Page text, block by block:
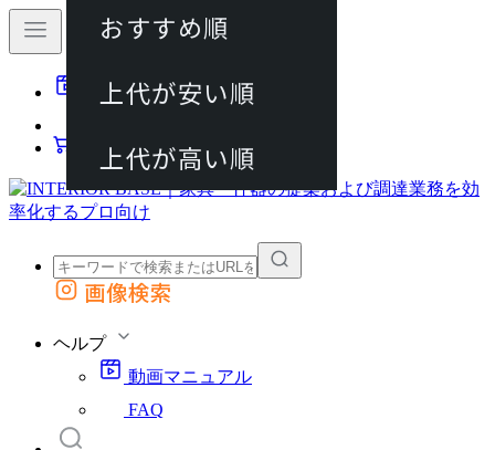
動画マニュアル
カート
外部サイトの商品をカートに追加
画像検索
ヘルプ
動画マニュアル
FAQ
おすすめ順
上代が安い順
上代が高い順